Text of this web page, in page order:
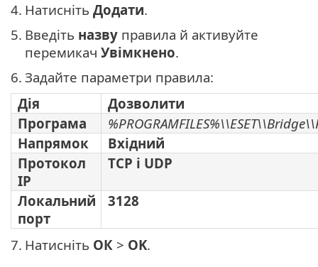
4. Натисніть Додати.
5. Введіть назву правила й активуйте
перемикач Увімкнено.
6. Задайте параметри правила:
Дія
Дозволити
Програма
Напрямок
Вхідний
Протокол
IP
TCP і UDP
Локальний
порт
3128
7. Натисніть ОК > OK.